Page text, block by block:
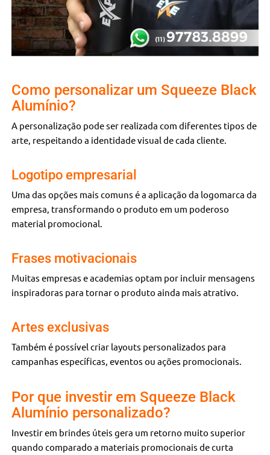
Como personalizar um Squeeze Black
Alumínio?
A personalização pode ser realizada com diferentes tipos de
arte, respeitando a identidade visual de cada cliente.
Logotipo empresarial
Uma das opções mais comuns é a aplicação da logomarca da
empresa, transformando o produto em um poderoso
material promocional.
Frases motivacionais
Muitas empresas e academias optam por incluir mensagens
inspiradoras para tornar o produto ainda mais atrativo.
Artes exclusivas
Também é possível criar layouts personalizados para
campanhas específicas, eventos ou ações promocionais.
Por que investir em Squeeze Black
Alumínio personalizado?
Investir em brindes úteis gera um retorno muito superior
quando comparado a materiais promocionais de curta